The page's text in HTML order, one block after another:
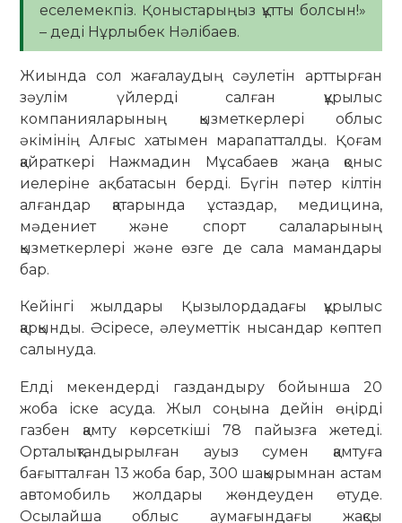
еселемекпіз. Қоныстарыңыз құтты болсын!»
– деді Нұрлыбек Нәлібаев.
Жиында сол жағалаудың сәулетін арттырған
зәулім үйлерді салған құрылыс
компанияларының қызметкерлері облыс
әкімінің Алғыс хатымен марапатталды. Қоғам
қайраткері Нажмадин Мұсабаев жаңа қоныс
иелеріне ақ батасын берді. Бүгін пәтер кілтін
алғандар қатарында ұстаздар, медицина,
мәдениет және спорт салаларының
қызметкерлері және өзге де сала мамандары
бар.
Кейінгі жылдары Қызылордадағы құрылыс
қарқынды. Әсіресе, әлеуметтік нысандар көптеп
салынуда.
Елді мекендерді газдандыру бойынша 20
жоба іске асуда. Жыл соңына дейін өңірді
газбен қамту көрсеткіші 78 пайызға жетеді.
Орталықтандырылған ауыз сумен қамтуға
бағытталған 13 жоба бар, 300 шақырымнан астам
автомобиль жолдары жөндеуден өтуде.
Осылайша облыс аумағындағы жақсы